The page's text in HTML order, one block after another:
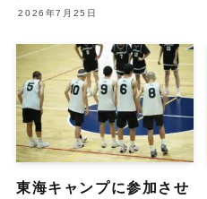
2026年7月25日
東海キャンプに参加させ